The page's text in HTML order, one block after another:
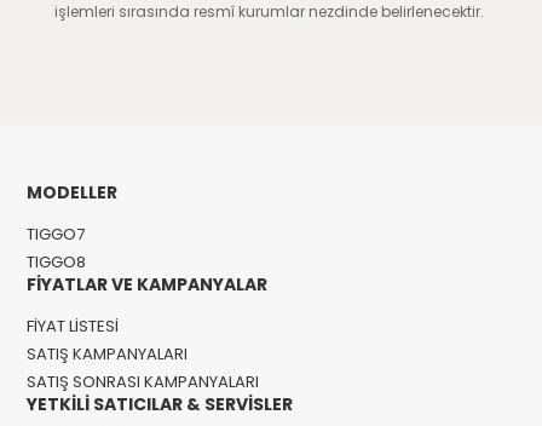
işlemleri sırasında resmî kurumlar nezdinde belirlenecektir.
MODELLER
TIGGO7
TIGGO8
FİYATLAR VE KAMPANYALAR
FİYAT LİSTESİ
SATIŞ KAMPANYALARI
SATIŞ SONRASI KAMPANYALARI
YETKİLİ SATICILAR & SERVİSLER